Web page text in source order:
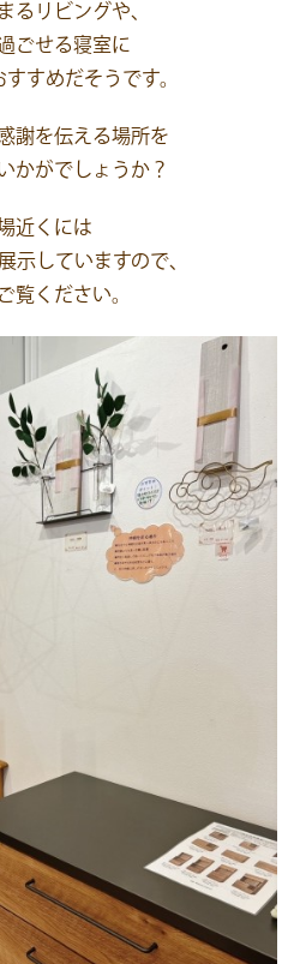
るリビングや、
ごせる寝室に
すめだそうです。
謝を伝える場所を
かがでしょうか？
近くには
示していますので、
覧ください。